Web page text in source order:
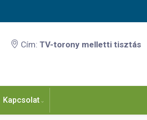
Cím: TV-torony melletti tisztás
Kapcsolat